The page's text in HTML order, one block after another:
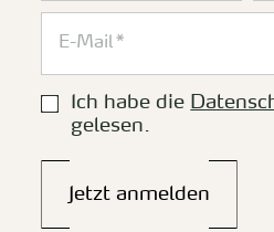
Ich habe die
gelesen.
Jetzt anmelden